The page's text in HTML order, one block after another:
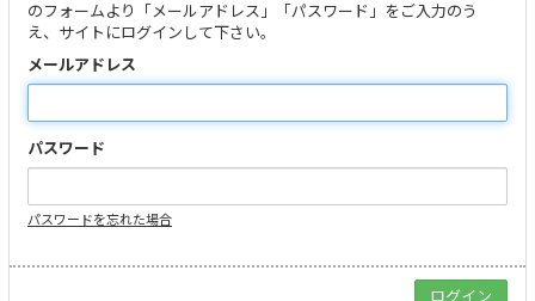
のフォームより「メールアドレス」「パスワード」をご入力のう
え、サイトにログインして下さい。
メールアドレス
パスワード
パスワードを忘れた場合